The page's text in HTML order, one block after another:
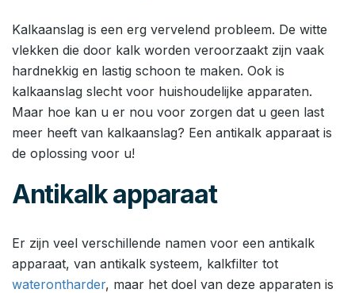
Kalkaanslag is een erg vervelend probleem. De witte
vlekken die door kalk worden veroorzaakt zijn vaak
hardnekkig en lastig schoon te maken. Ook is
kalkaanslag slecht voor huishoudelijke apparaten.
Maar hoe kan u er nou voor zorgen dat u geen last
meer heeft van kalkaanslag? Een antikalk apparaat is
de oplossing voor u!
Antikalk apparaat
Er zijn veel verschillende namen voor een antikalk
apparaat, van antikalk systeem, kalkfilter tot
waterontharder, maar het doel van deze apparaten is